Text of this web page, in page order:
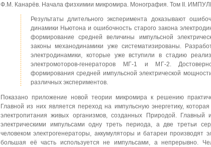
Ф.М. Канарёв. Начала физхимии микромира. Монография. Том II.
Результаты длительного эксперимента доказывают
динамики Ньютона и ошибочность старого закона
формирование средней величины импульсной
законы механодинамики уже систематизированы.
электродинамики, которые уже вступили в стадию
электромоторов-генераторов МГ-1 и МГ-2.
формирования средней импульсной электрической
различных экспериментов.
Показано приложение новой теории микромира к решению
Главной из них является переход на импульсную энергетику,
электропитания живых организмов, созданных Природой. Главный
электрическими импульсами одну треть периода, а две третьи
человеком электрогенераторы, аккумуляторы и батареи производят
большая её часть используется не импульсами, а непрерывно.